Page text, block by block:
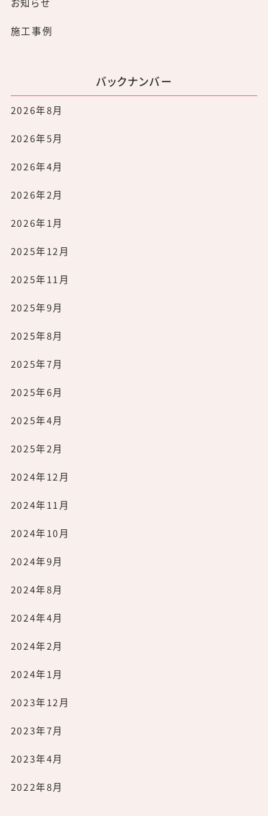
施工事例
バックナンバー
2026年8月
2026年5月
2026年4月
2026年2月
2026年1月
2025年12月
2025年11月
2025年9月
2025年8月
2025年7月
2025年6月
2025年4月
2025年2月
2024年12月
2024年11月
2024年10月
2024年9月
2024年8月
2024年4月
2024年2月
2024年1月
2023年12月
2023年7月
2023年4月
2022年8月